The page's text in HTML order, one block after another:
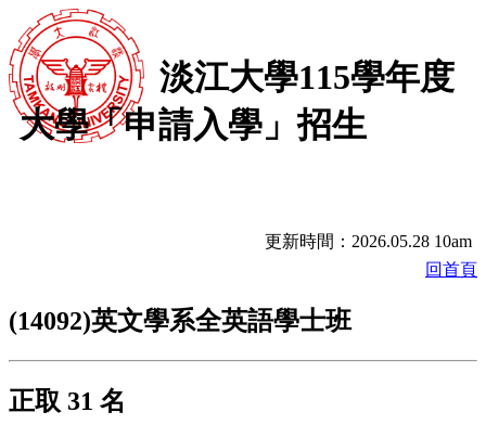
淡江大學115學年度
大學「申請入學」招生
更新時間：2026.05.28 10am
回首頁
(14092)英文學系全英語學士班
正取 31 名